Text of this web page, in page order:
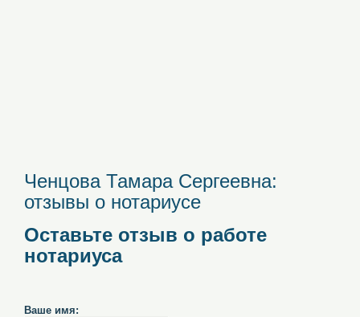
Ченцова Тамара Сергеевна:
отзывы о нотариусе
Оставьте отзыв о работе
нотариуса
Ваше имя: